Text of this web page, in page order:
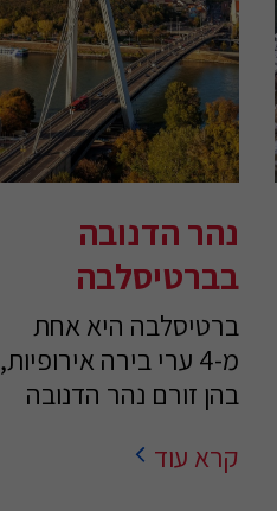
נהר הדנובה
בברטיסלבה
ברטיסלבה היא אחת
מ-4 ערי בירה אירופיות,
בהן זורם נהר הדנובה
קרא עוד